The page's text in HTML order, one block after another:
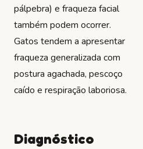
pálpebra) e fraqueza facial
também podem ocorrer.
Gatos tendem a apresentar
fraqueza generalizada com
postura agachada, pescoço
caído e respiração laboriosa.
Diagnóstico